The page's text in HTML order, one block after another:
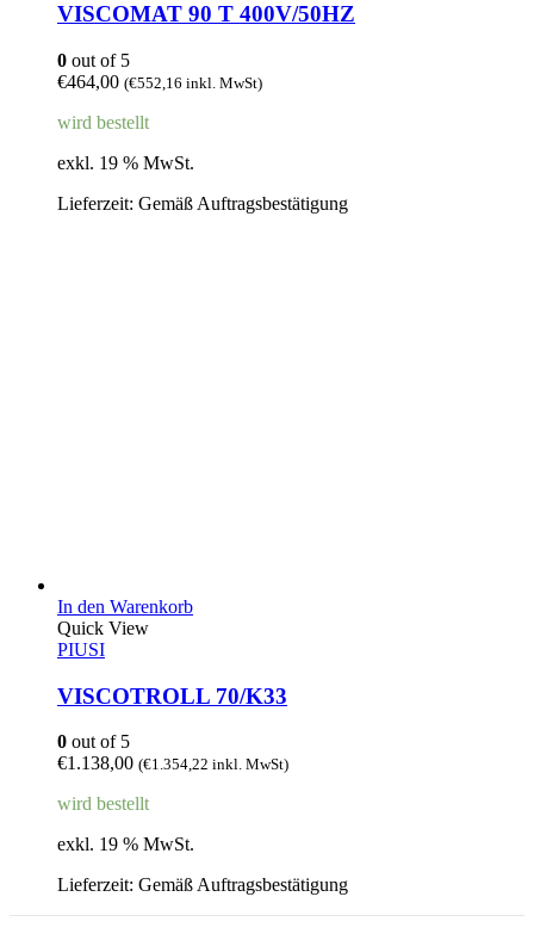
VISCOMAT 90 T 400V/50HZ
0 out of 5
€464,00 (€552,16 inkl. MwSt)
wird bestellt
exkl. 19 % MwSt.
Lieferzeit: Gemäß Auftragsbestätigung
In den Warenkorb
Quick View
PIUSI
VISCOTROLL 70/K33
0 out of 5
€1.138,00 (€1.354,22 inkl. MwSt)
wird bestellt
exkl. 19 % MwSt.
Lieferzeit: Gemäß Auftragsbestätigung